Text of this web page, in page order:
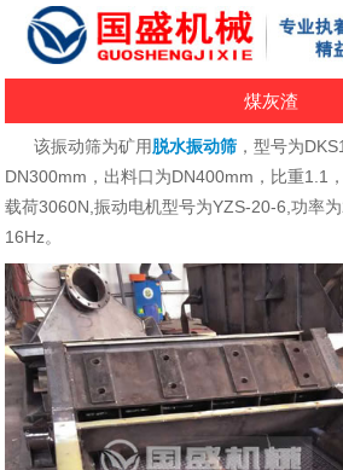
煤灰渣
该振动筛为矿用脱水振动筛 ，型号为
DN300mm，出料口为DN400mm，比重1.1
载荷3060N,振动电机型号为YZS-20-6,功率
16Hz。